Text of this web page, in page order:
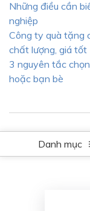
Những điều cần
nghiệp
Công ty quà tặng
chất lượng, giá tốt
3 nguyên tắc
hoặc bạn bè
Danh mục